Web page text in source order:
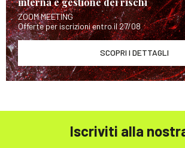
ZOOM MEETING
Offerte per iscrizioni entro il 27/08
SCOPRI I DETTAGLI
Iscriviti alla